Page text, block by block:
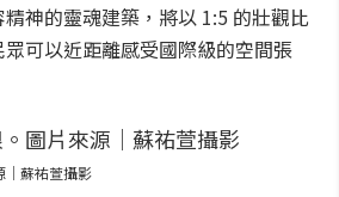
神的靈魂建築，將以 1:5 的壯觀比
可以近距離感受國際級的空間張
｜蘇祐萱攝影